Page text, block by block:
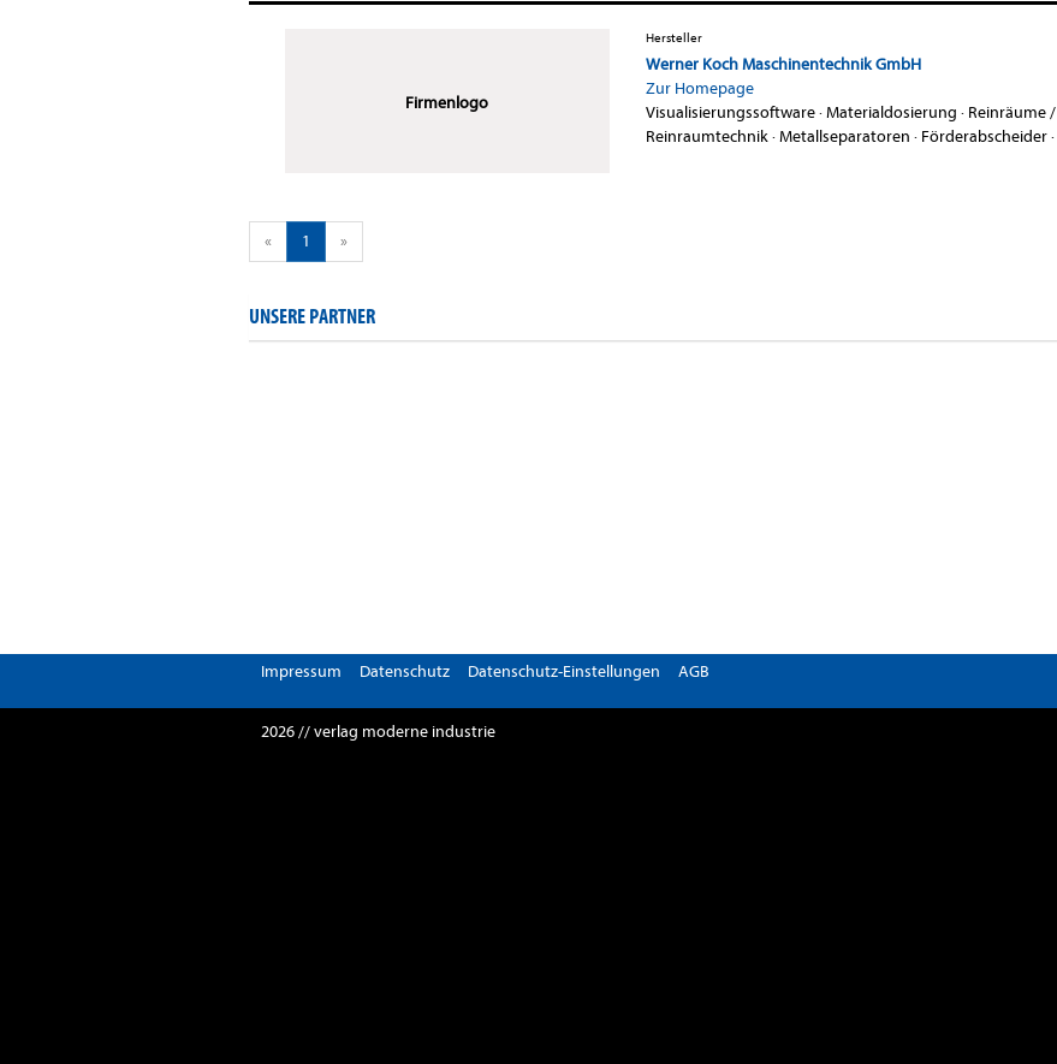
Firmenlogo
Hersteller
Werner Koch Maschinentechnik GmbH
Zur Homepage
Visualisierungssoftware·Materialdosierung · Reinräume /
Reinraumtechnik·Metallseparatoren · Förderabscheider·
« 1 »
UNSERE PARTNER
Impressum Datenschutz Datenschutz-Einstellungen AGB
2026 // verlag moderne industrie